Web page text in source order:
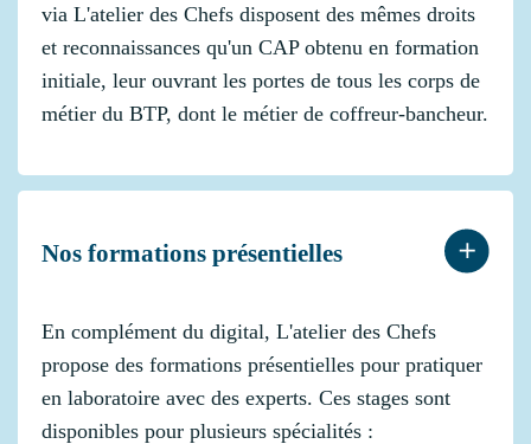
via L'atelier des Chefs disposent des mêmes droits
et reconnaissances qu'un CAP obtenu en formation
initiale, leur ouvrant les portes de tous les corps de
métier du BTP, dont le métier de coffreur-bancheur.
Nos formations présentielles
En complément du digital, L'atelier des Chefs
propose des formations présentielles pour pratiquer
en laboratoire avec des experts. Ces stages sont
disponibles pour plusieurs spécialités :